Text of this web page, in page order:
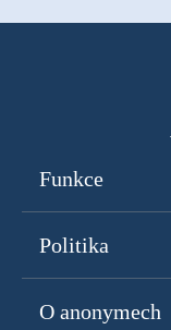
Funkce
Politika
O anonymech